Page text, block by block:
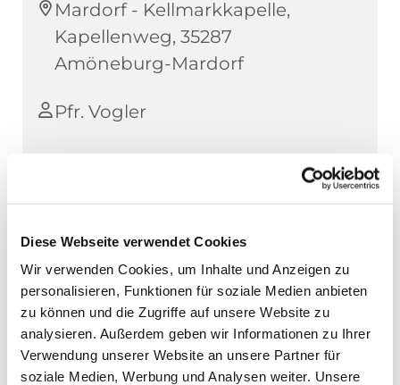
Diese Webseite verwendet Cookies
Wir verwenden Cookies, um Inhalte und Anzeigen zu
personalisieren, Funktionen für soziale Medien anbieten
zu können und die Zugriffe auf unsere Website zu
analysieren. Außerdem geben wir Informationen zu Ihrer
Verwendung unserer Website an unsere Partner für
soziale Medien, Werbung und Analysen weiter. Unsere
Mardorf - Kellmarkkapelle,
Kapellenweg, 35287
Amöneburg-Mardorf
Pfr. Vogler